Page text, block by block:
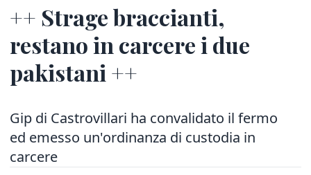
++ Strage braccianti,
restano in carcere i due
pakistani ++
Gip di Castrovillari ha convalidato il fermo
ed emesso un'ordinanza di custodia in
carcere